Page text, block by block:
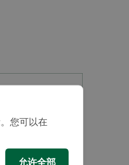
您可以在
允许全部